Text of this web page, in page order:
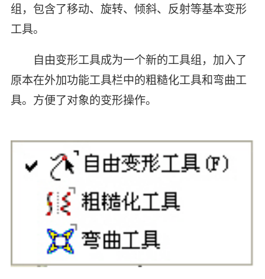
组，包含了移动、旋转、倾斜、反射等基本变形
工具。
自由变形工具成为一个新的工具组，加入了
原本在外加功能工具栏中的粗糙化工具和弯曲工
具。方便了对象的变形操作。